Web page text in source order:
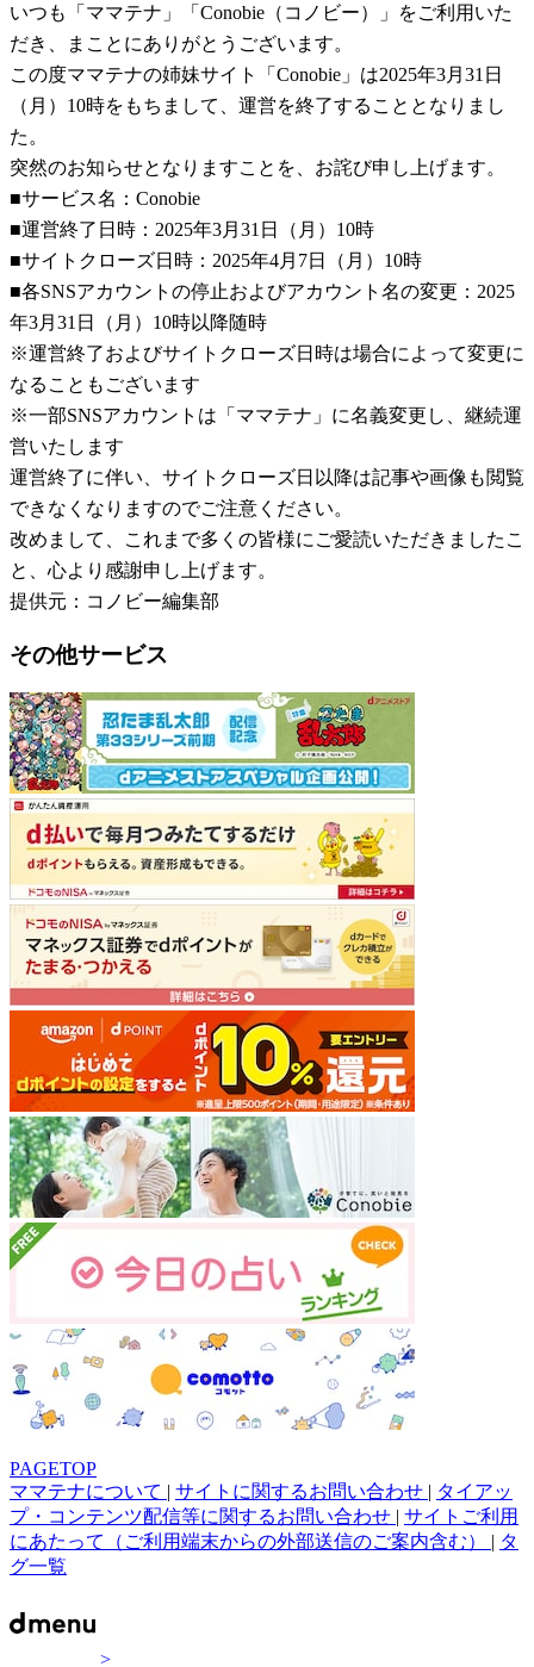
いつも「ママテナ」「Conobie（コノビー）」をご利用いた
だき、まことにありがとうございます。
この度ママテナの姉妹サイト「Conobie」は2025年3月31日
（月）10時をもちまして、運営を終了することとなりまし
た。
突然のお知らせとなりますことを、お詫び申し上げます。
■サービス名：Conobie
■運営終了日時：2025年3月31日（月）10時
■サイトクローズ日時：2025年4月7日（月）10時
■各SNSアカウントの停止およびアカウント名の変更：2025
年3月31日（月）10時以降随時
※運営終了およびサイトクローズ日時は場合によって変更に
なることもございます
※一部SNSアカウントは「ママテナ」に名義変更し、継続運
営いたします
運営終了に伴い、サイトクローズ日以降は記事や画像も閲覧
できなくなりますのでご注意ください。
改めまして、これまで多くの皆様にご愛読いただきましたこ
と、心より感謝申し上げます。
提供元：コノビー編集部
その他サービス
PAGETOP
ママテナについて | サイトに関するお問い合わせ | タイアッ
プ・コンテンツ配信等に関するお問い合わせ | サイトご利用
にあたって（ご利用端末からの外部送信のご案内含む） | タ
グ一覧
>